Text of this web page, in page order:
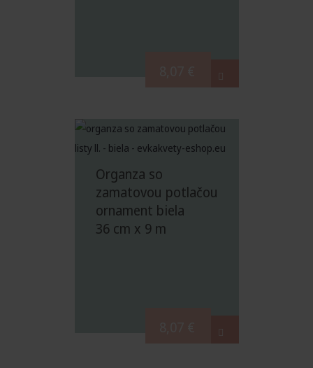
Organza so
zamatovou potlačou
ornament biela
36 cm x 9 m